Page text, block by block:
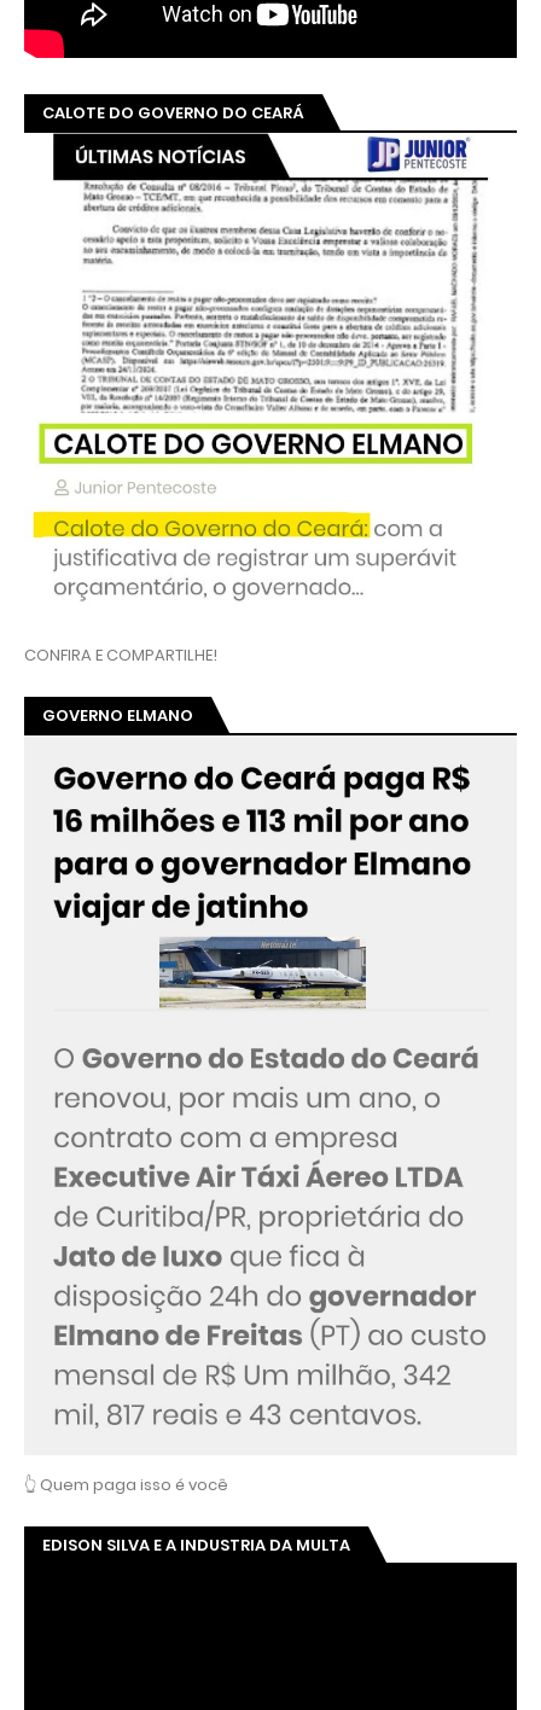
CALOTE DO GOVERNO DO CEARÁ
CONFIRA E COMPARTILHE!
GOVERNO ELMANO
👆 Quem paga isso é você
EDISON SILVA E A INDUSTRIA DA MULTA